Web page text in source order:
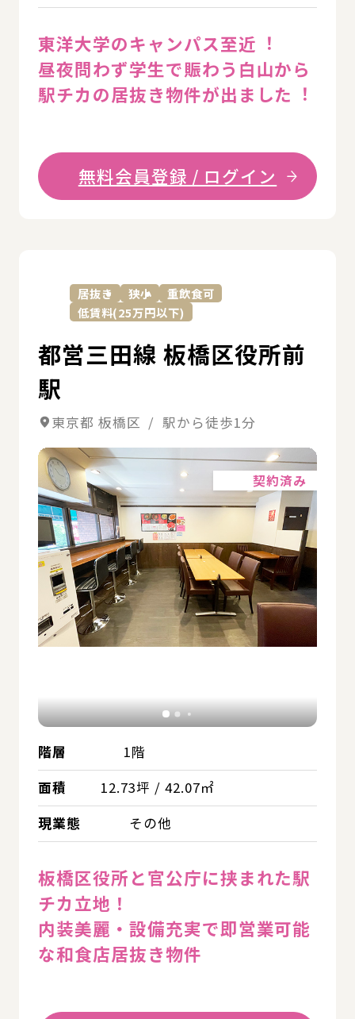
東洋⼤学のキャンパス至近︕
昼夜問わず学⽣で賑わう⽩⼭から
駅チカの居抜き物件が出ました︕
無料会員登録 / ログイン
居抜き 狭小
重飲食可
低賃料(25万円以下)
都営三田線 板橋区役所前
駅
東京都 板橋区 / 駅から徒歩1分
契約済み
階層
1階
面積
12.73坪 / 42.07㎡
現業態
その他
板橋区役所と官公庁に挟まれた駅
チカ立地！
内装美麗・設備充実で即営業可能
な和食店居抜き物件